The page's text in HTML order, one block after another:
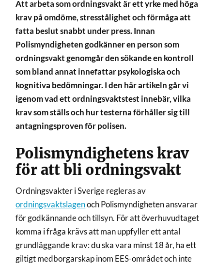
Att arbeta som ordningsvakt är ett yrke med höga
krav på omdöme, stresstålighet och förmåga att
fatta beslut snabbt under press. Innan
Polismyndigheten godkänner en person som
ordningsvakt genomgår den sökande en kontroll
som bland annat innefattar psykologiska och
kognitiva bedömningar. I den här artikeln går vi
igenom vad ett ordningsvaktstest innebär, vilka
krav som ställs och hur testerna förhåller sig till
antagningsproven för polisen.
Polismyndighetens krav
för att bli ordningsvakt
Ordningsvakter i Sverige regleras av
ordningsvaktslagenoch Polismyndigheten ansvarar
för godkännande och tillsyn. För att överhuvudtaget
komma i fråga krävs att man uppfyller ett antal
grundläggande krav: du ska vara minst 18 år, ha ett
giltigt medborgarskap inom EES-området och inte